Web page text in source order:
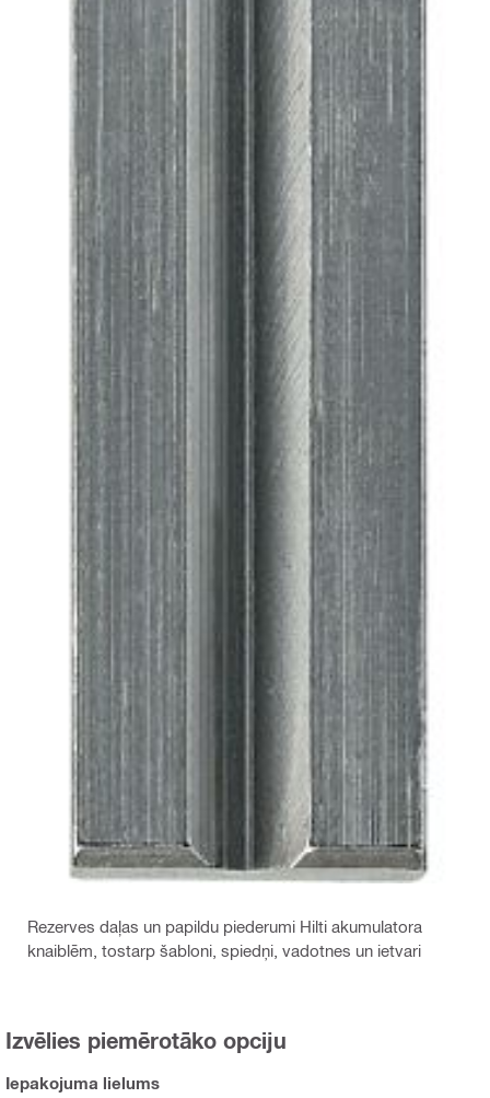
Rezerves daļas un papildu piederumi Hilti akumulatora
knaiblēm, tostarp šabloni, spiedņi, vadotnes un ietvari
Izvēlies piemērotāko opciju
Iepakojuma lielums